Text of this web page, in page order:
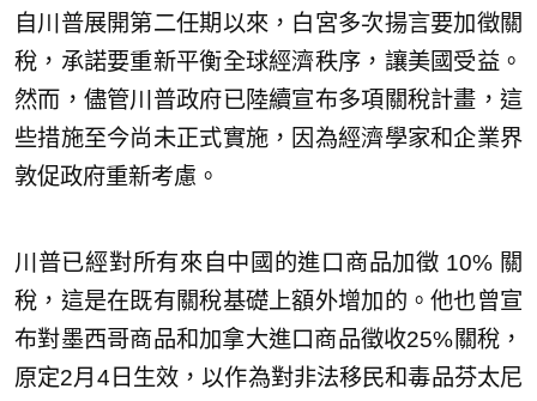
自川普展開第二任期以來，白宮多次揚言要加徵關
稅，承諾要重新平衡全球經濟秩序，讓美國受益。
然而，儘管川普政府已陸續宣布多項關稅計畫，這
些措施至今尚未正式實施，因為經濟學家和企業界
敦促政府重新考慮。
川普已經對所有來自中國的進口商品加徵 10% 關
稅，這是在既有關稅基礎上額外增加的。他也曾宣
布對墨西哥商品和加拿大進口商品徵收25%關稅，
原定2月4日生效，以作為對非法移民和毒品芬太尼